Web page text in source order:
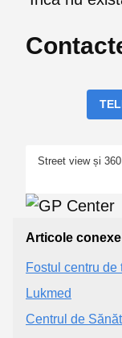
Street view și 360
Articole conexe
Fostul centru de
Lukmed
Centrul de